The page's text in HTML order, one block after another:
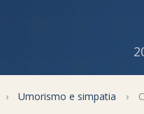
› Umorismo e simpatia ›